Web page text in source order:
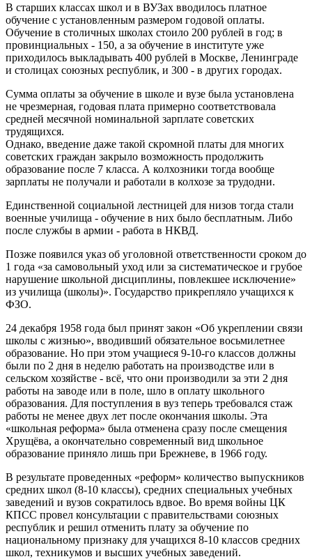
В старших классах школ и в ВУЗах вводилось платное
обучение с установленным размером годовой оплаты.
Обучение в столичных школах стоило 200 рублей в год; в
провинциальных - 150, а за обучение в институте уже
приходилось выкладывать 400 рублей в Москве, Ленинграде
и столицах союзных республик, и 300 - в других городах.
Сумма оплаты за обучение в школе и вузе была установлена
не чрезмерная, годовая плата примерно соответствовала
средней месячной номинальной зарплате советских
трудящихся.
Однако, введение даже такой скромной платы для многих
советских граждан закрыло возможность продолжить
образование после 7 класса. А колхозники тогда вообще
зарплаты не получали и работали в колхозе за трудодни.
Единственной социальной лестницей для низов тогда стали
военные училища - обучение в них было бесплатным. Либо
после службы в армии - работа в НКВД.
Позже появился указ об уголовной ответственности сроком до
1 года «за самовольный уход или за систематическое и грубое
нарушение школьной дисциплины, повлекшее исключение»
из училища (школы)». Государство прикрепляло учащихся к
ФЗО.
24 декабря 1958 года был принят закон «Об укреплении связи
школы с жизнью», вводивший обязательное восьмилетнее
образование. Но при этом учащиеся 9-10-го классов должны
были по 2 дня в неделю работать на производстве или в
сельском хозяйстве - всё, что они производили за эти 2 дня
работы на заводе или в поле, шло в оплату школьного
образования. Для поступления в вуз теперь требовался стаж
работы не менее двух лет после окончания школы. Эта
«школьная реформа» была отменена сразу после смещения
Хрущёва, а окончательно современный вид школьное
образование приняло лишь при Брежневе, в 1966 году.
В результате проведенных «реформ» количество выпускников
средних школ (8-10 классы), средних специальных учебных
заведений и вузов сократилось вдвое. Во время войны ЦК
КПСС провел консультации с правительствами союзных
республик и решил отменить плату за обучение по
национальному признаку для учащихся 8-10 классов средних
школ, техникумов и высших учебных заведений.